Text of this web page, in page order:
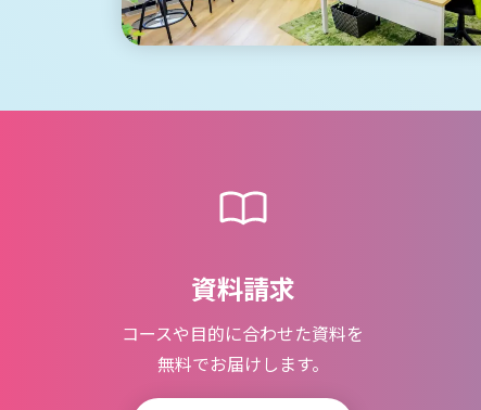
資料請求
コースや目的に合わせた資料を
無料でお届けします。